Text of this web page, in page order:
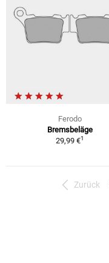
Ferodo
Bremsbeläge
29,99 €1
Zurück